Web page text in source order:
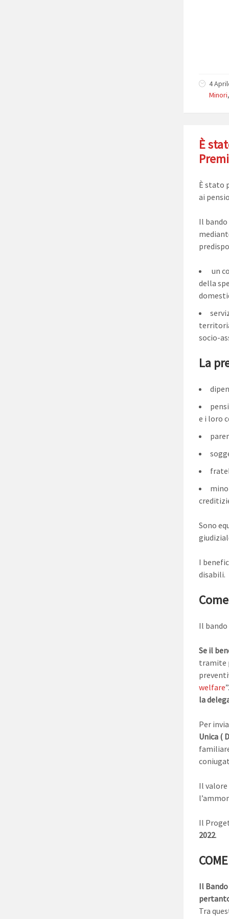
4
Minori,
È
È stato
ai
Il
un
della
socio-
La
e i loro
Sono
I
disabili.
Il
Se il
tramite
welfare
la
Per
Unica (
Il valore
Il
2022.
Il
Tra